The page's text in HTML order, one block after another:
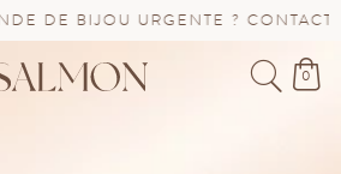
URGENTE ? CONTACTEZ-
0